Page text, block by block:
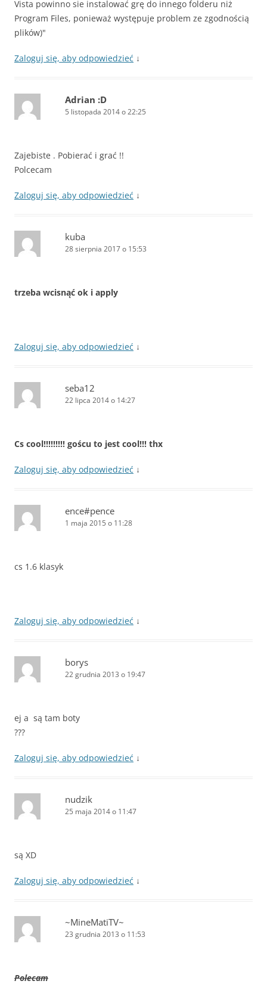
Vista powinno sie instalować grę do innego folderu niż
Program Files, ponieważ występuje problem ze zgodnością
plików)"
Zaloguj się, aby odpowiedzieć ↓
Adrian :D
5 listopada 2014 o 22:25
Zajebiste . Pobierać i grać !!
Polcecam
Zaloguj się, aby odpowiedzieć ↓
kuba
28 sierpnia 2017 o 15:53
trzeba wcisnąć ok i apply
Zaloguj się, aby odpowiedzieć ↓
seba12
22 lipca 2014 o 14:27
Cs cool!!!!!!!!! goścu to jest cool!!! thx
Zaloguj się, aby odpowiedzieć ↓
ence#pence
1 maja 2015 o 11:28
cs 1.6 klasyk
Zaloguj się, aby odpowiedzieć ↓
borys
22 grudnia 2013 o 19:47
ej a są tam boty
???
Zaloguj się, aby odpowiedzieć ↓
nudzik
25 maja 2014 o 11:47
są XD
Zaloguj się, aby odpowiedzieć ↓
~MineMatiTV~
23 grudnia 2013 o 11:53
Polecam